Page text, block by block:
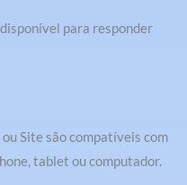
para responder
Site são compatíveis com
tablet ou computador.